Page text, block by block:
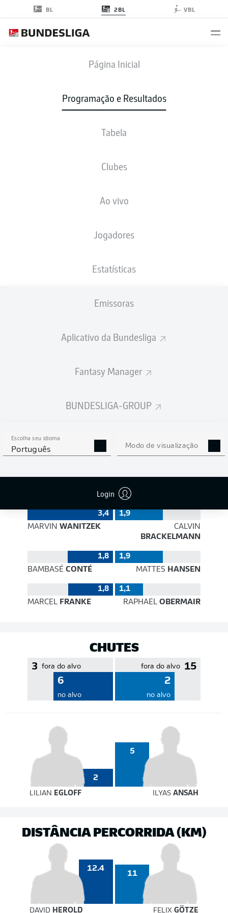
BL 2BL VBL
Página Inicial
Programação e Resultados
Tabela
Clubes
Ao vivo
Jogadores
Estatísticas
Emissoras
Aplicativo da Bundesliga
Fantasy Manager
BUNDESLIGA-GROUP
Escolha seu idioma
Português Modo de visualização
Login
KSC SCP
3 0
ESCALAÇÕES
2.3
458 529
83 % Precisão 86 %
EFICIÊNCIA DE PASSES
3,4
1,9
MARVIN WANITZEK
CALVIN
BRACKELMANN
1,8
1,9
BAMBASÉ CONTÉ MATTES HANSEN
1,8
1,1
MARCEL FRANKE RAPHAELOBERMAIR
CHUTES
3 fora do alvo
6
no alvo
15
fora do alvo
2
no alvo
2
5
LILIAN EGLOFF ILYASANSAH
DISTÂNCIA PERCORRIDA (KM)
12.4
11
DAVID HEROLD FELIXGÖTZE